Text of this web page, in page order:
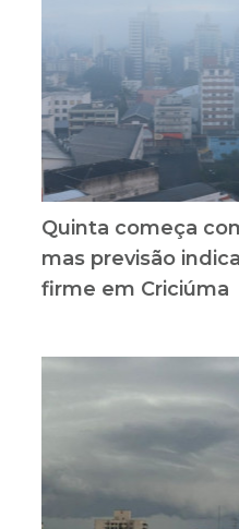
Quinta começa
mas previsão
firme em Criciúma